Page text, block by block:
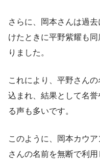
さらに、岡本さんは過
けたときに平野紫耀も
りました。
これにより、平野さん
込まれ、結果として名
る声も多いです。
このように、岡本カウ
さんの名前を無断で利